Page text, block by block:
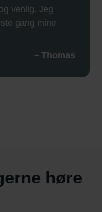
venlig. Jeg
gang mine
– Thomas
høre